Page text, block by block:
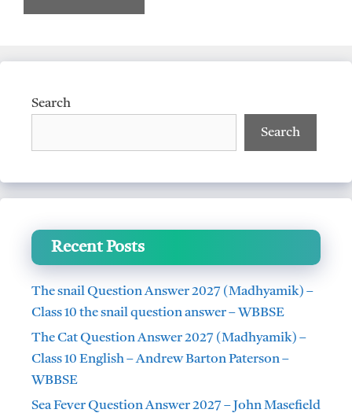
Search
Search
Recent Posts
The snail Question Answer 2027 (Madhyamik) –
Class 10 the snail question answer – WBBSE
The Cat Question Answer 2027 (Madhyamik) –
Class 10 English – Andrew Barton Paterson –
WBBSE
Sea Fever Question Answer 2027 – John Masefield